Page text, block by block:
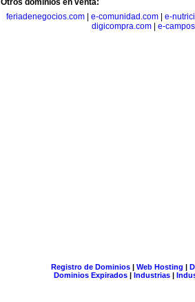
Otros dominios en venta:
feriadenegocios.com| e-comunidad.com| e-
digicompra.com
e-
Registro de Dominios| Web Hosting |
Dominios Expirados | Industrias |